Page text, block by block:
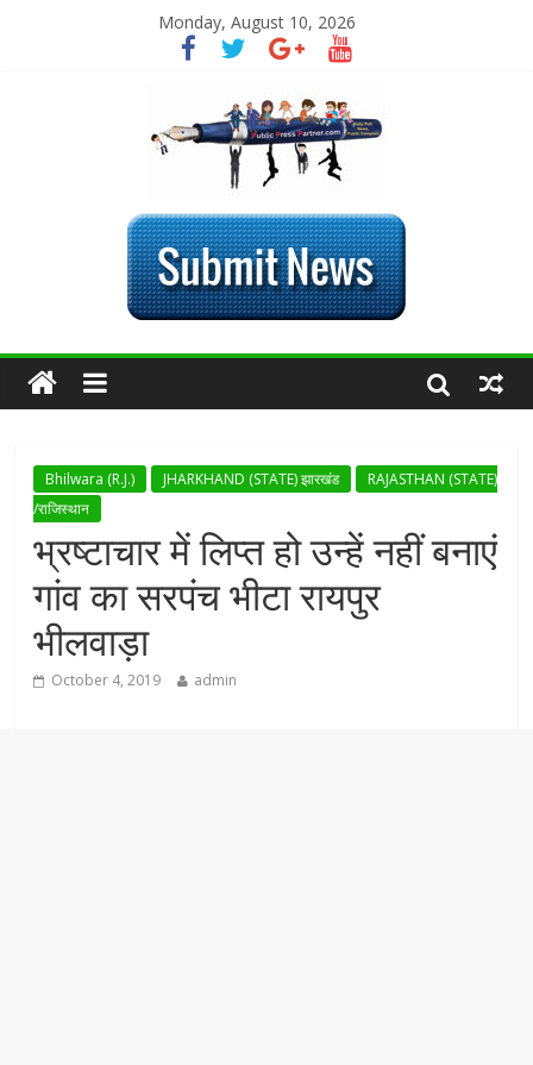
Monday, August 10, 2026
Bhilwara (R.J.) JHARKHAND (STATE) झारखंड
RAJASTHAN (STATE)
/राजिस्थान
भ्रष्टाचार में लिप्त हो उन्हें नहीं बनाएं
गांव का सरपंच भीटा रायपुर
भीलवाड़ा
October 4, 2019 admin